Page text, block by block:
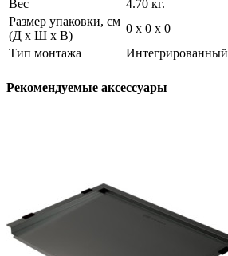
Вес
4.70 кг.
Размер упаковки, см
(Д х Ш х В)
0 х 0 х 0
Тип монтажа
Интегрированный
Рекомендуемые аксессуары